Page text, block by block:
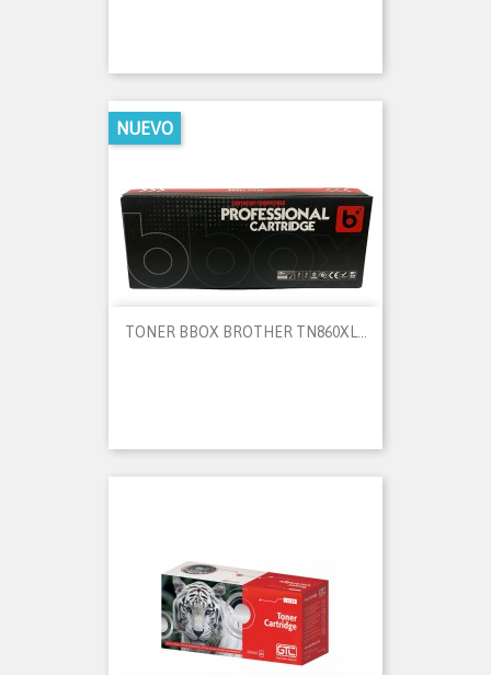
TONER BBOX BROTHER TN860XL...
NUEVO